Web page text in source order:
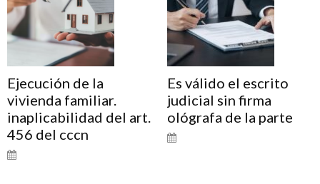
Ejecución de la
vivienda familiar.
inaplicabilidad del art.
456 del cccn
Es válido el escrito
judicial sin firma
ológrafa de la parte